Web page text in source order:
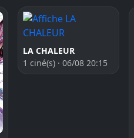
LA CHALEUR
1 ciné(s) · 06/08 20:15